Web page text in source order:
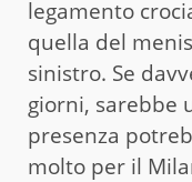
legamento
quella del
sinistro. Se
giorni, sarebbe
presenza
molto per il